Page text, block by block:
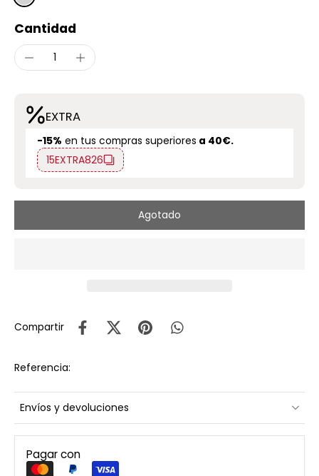
Cantidad
EXTRA
-15% en tus compras superiores a 40€.
15EXTRA826
Agotado
Compartir
Referencia:
Envíos y devoluciones
Pagar con